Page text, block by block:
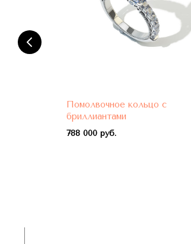
Помолвочное кольцо с
бриллиантами
788 000 руб.